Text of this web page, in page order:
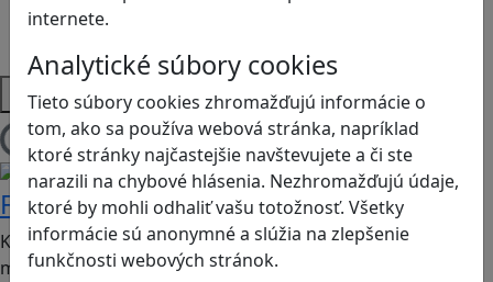
internete.
Analytické súbory cookies
Tieto súbory cookies zhromažďujú informácie o
tom, ako sa používa webová stránka, napríklad
ktoré stránky najčastejšie navštevujete a či ste
narazili na chybové hlásenia. Nezhromažďujú údaje,
ktoré by mohli odhaliť vašu totožnosť. Všetky
informácie sú anonymné a slúžia na zlepšenie
funkčnosti webových stránok.
Strategické myslenie
Platformy
Načítam hry
Kritické myslenieMediálna gramotnosť
Follow me
Kartová hra vhodná pre 2. stupeň ZŠ a SŠ; kritické
myslenie, overovanie informácii a hoaxov.